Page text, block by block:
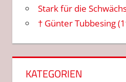
Stark für die
† Günter Tubbesing
KATEGORIEN